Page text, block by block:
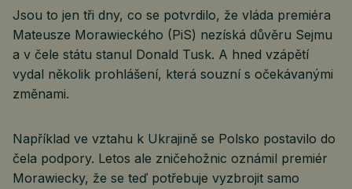
Jsou to jen tři dny, co se potvrdilo, že vláda premiéra
Mateusze Morawieckého (PiS) nezíská důvěru Sejmu
a v čele státu stanul Donald Tusk. A hned vzápětí
vydal několik prohlášení, která souzní s očekávanými
změnami.
Například ve vztahu k Ukrajině se Polsko postavilo do
čela podpory. Letos ale zničehožnic oznámil premiér
Morawiecky, že se teď potřebuje vyzbrojit samo